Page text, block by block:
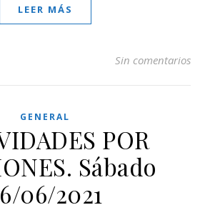
LEER MÁS
Sin comentarios
GENERAL
POR
Sábado
06/2021